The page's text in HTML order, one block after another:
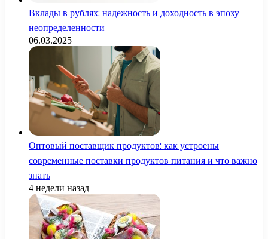
Вклады в рублях: надежность и доходность в эпоху
неопределенности
06.03.2025
Оптовый поставщик продуктов: как устроены
современные поставки продуктов питания и что важно
знать
4 недели назад